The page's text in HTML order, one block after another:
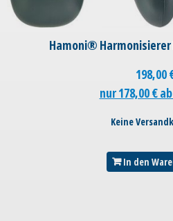
Hamoni®
198,00
nur 178,00 €
Keine
In den